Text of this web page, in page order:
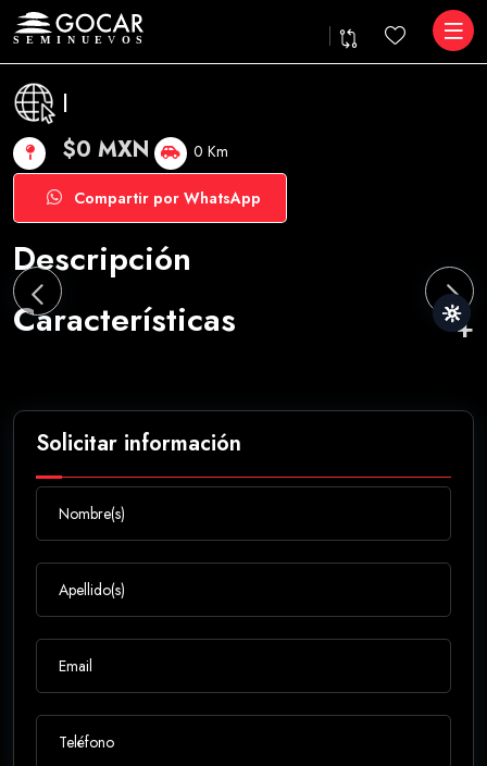
|
$0 MXN 0 Km
Compartir por WhatsApp
Descripción
Características
Solicitar información